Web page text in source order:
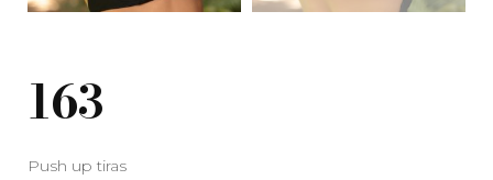
163
Push up tiras